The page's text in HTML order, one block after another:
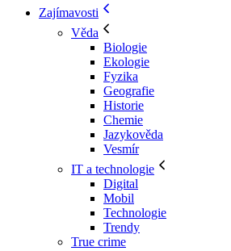
Zajímavosti
Věda
Biologie
Ekologie
Fyzika
Geografie
Historie
Chemie
Jazykověda
Vesmír
IT a technologie
Digital
Mobil
Technologie
Trendy
True crime